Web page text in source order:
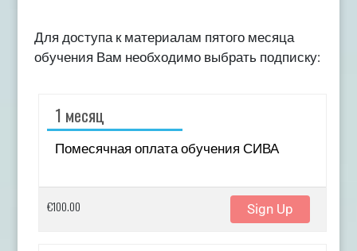
Для доступа к материалам пятого месяца
обучения Вам необходимо выбрать подписку:
1 месяц
Помесячная оплата обучения СИВА
€100.00 Sign Up